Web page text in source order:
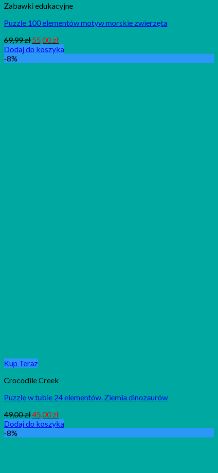
Zabawki edukacyjne
Puzzle 100 elementów motyw morskie zwierzęta
69,99zł 55,00zł
Dodaj do koszyka
-8%
Kup Teraz
Crocodile Creek
Puzzle w tubie 24 elementów. Ziemia dinozaurów
49,00zł45,00zł
Dodaj do koszyka
-8%